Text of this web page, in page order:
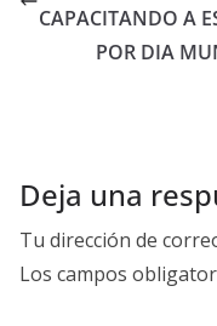
CAPACITANDO A
POR DIA
Deja una
Tu dirección de
Los campos